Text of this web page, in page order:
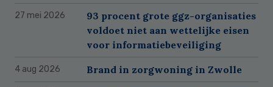
27 mei 2026
93 procent grote ggz-organisaties
voldoet niet aan wettelijke eisen
voor informatiebeveiliging
4 aug 2026 Brand in zorgwoning in Zwolle